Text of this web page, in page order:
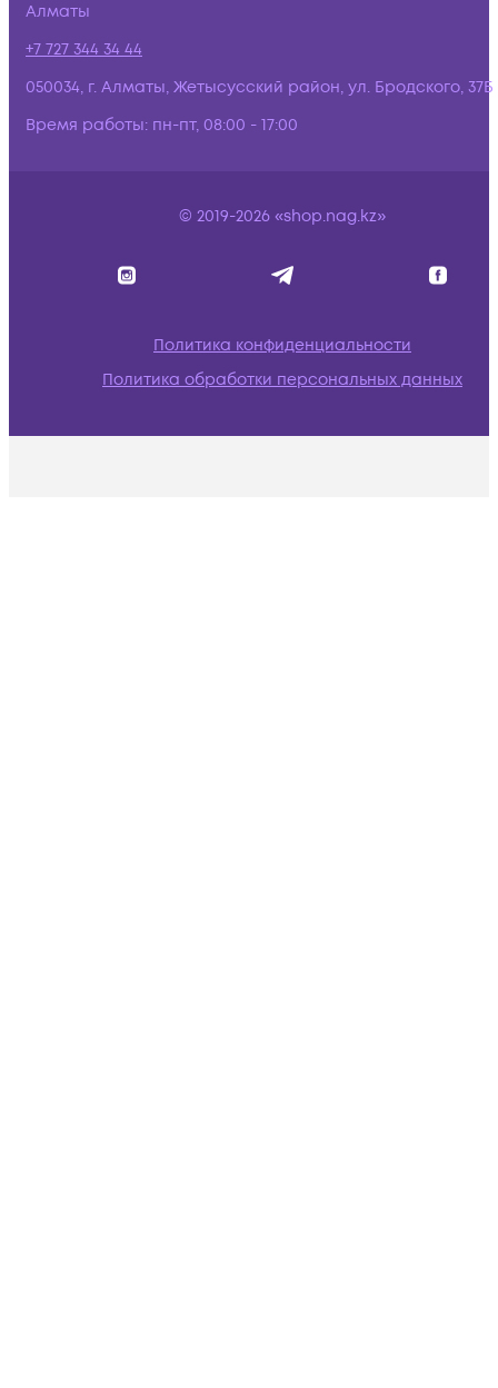
Алматы
+7 727 344 34 44
050034, г. Алматы, Жетысусский район, ул. Бродского, 37Б
Время работы: пн-пт, 08:00 - 17:00
© 2019-2026 «shop.nag.kz»
Политика конфиденциальности
Политика обработки персональных данных